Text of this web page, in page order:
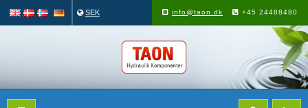
SEK info@taon.dk +45 24488480